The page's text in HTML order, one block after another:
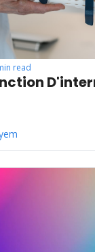
read